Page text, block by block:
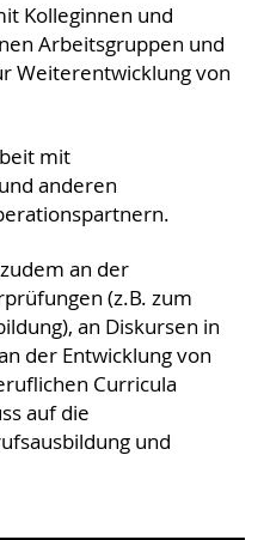
Kolleginnen und
Arbeitsgruppen und
Weiterentwicklung von
mit
anderen
an der
(z.B. zum
an Diskursen in
der Entwicklung von
Curricula
auf die
und